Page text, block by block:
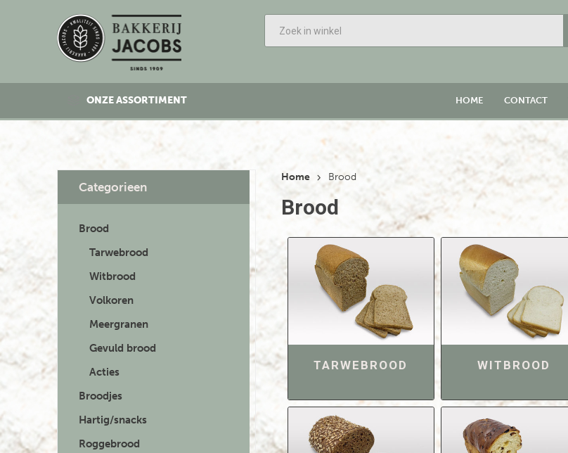
ONZE ASSORTIMENT HOME CONTACT
Home Brood
Brood
TARWEBROOD WITBROOD
Categorieen
Brood
Tarwebrood
Witbrood
Volkoren
Meergranen
Gevuld brood
Acties
Broodjes
Hartig/snacks
Roggebrood